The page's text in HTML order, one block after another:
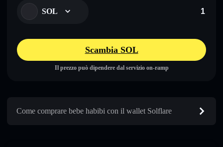
SOL
Scambia SOL
Il prezzo può dipendere dal servizio on-ramp
Come comprare bebe habibi con il wallet Solflare